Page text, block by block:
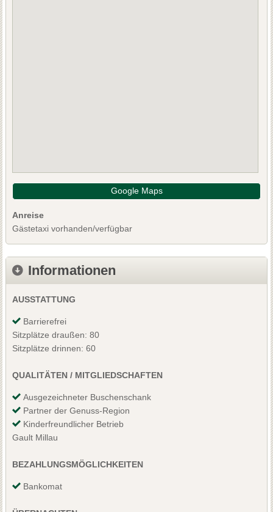
Google Maps
Anreise
Gästetaxi vorhanden/verfügbar
Informationen
AUSSTATTUNG
Barrierefrei
Sitzplätze draußen: 80
Sitzplätze drinnen: 60
QUALITÄTEN / MITGLIEDSCHAFTEN
Ausgezeichneter Buschenschank
Partner der Genuss-Region
Kinderfreundlicher Betrieb
Gault Millau
BEZAHLUNGSMÖGLICHKEITEN
Bankomat